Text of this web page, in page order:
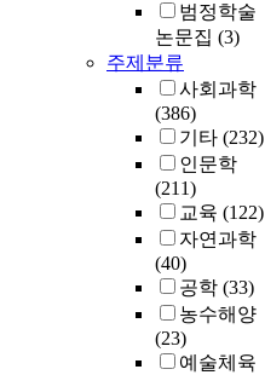
범정학술
논문집 (3)
주제분류
사회과학
(386)
기타 (232)
인문학
(211)
교육 (122)
자연과학
(40)
공학 (33)
농수해양
(23)
예술체육